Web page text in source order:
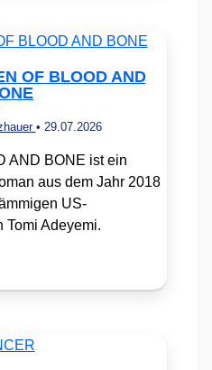
OF BLOOD AND
• 29.07.2026
AND BONE ist ein
aus dem Jahr 2018
US-
Tomi Adeyemi.